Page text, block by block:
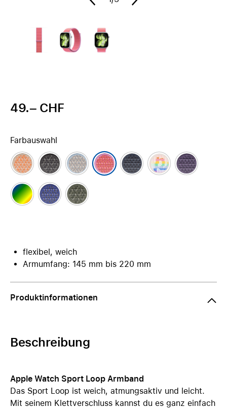
49.– CHF
Farbauswahl
flexibel, weich
Armumfang: 145 mm bis 220 mm
Produktinformationen
Beschreibung
Apple Watch Sport Loop Armband
Das Sport Loop ist weich, atmungsaktiv und leicht.
Mit seinem Klettverschluss kannst du es ganz einfach